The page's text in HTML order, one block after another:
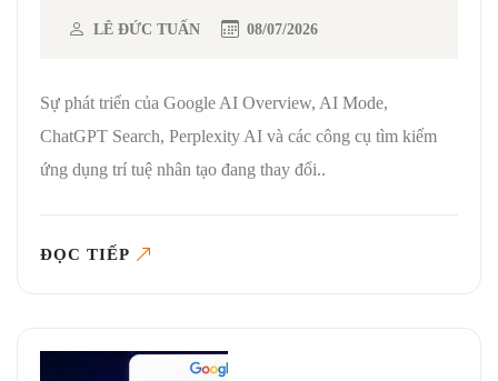
LÊ ĐỨC TUẤN 08/07/2026
Sự phát triển của Google AI Overview, AI Mode,
ChatGPT Search, Perplexity AI và các công cụ tìm kiếm
ứng dụng trí tuệ nhân tạo đang thay đổi..
ĐỌC TIẾP